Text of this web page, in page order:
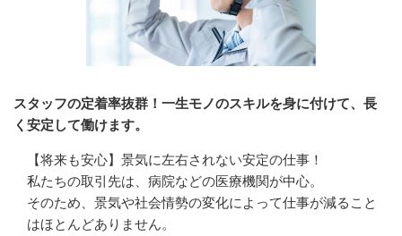
スタッフの定着率抜群！一生モノのスキルを身に付けて、長
く安定して働けます。
【将来も安心】景気に左右されない安定の仕事！
私たちの取引先は、病院などの医療機関が中心。
そのため、景気や社会情勢の変化によって仕事が減ること
はほとんどありません。